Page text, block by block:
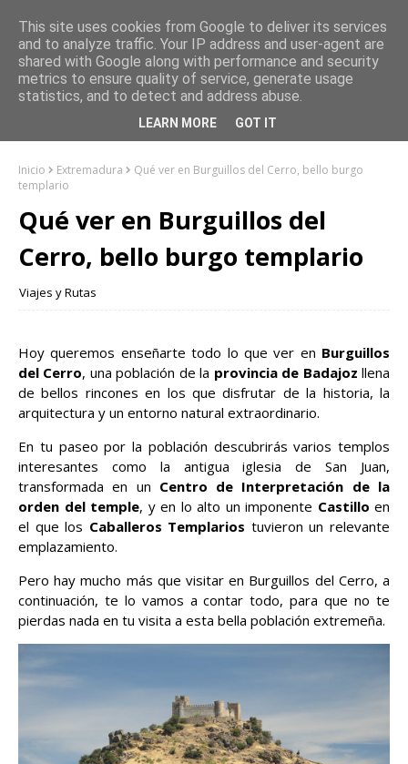
Inicio Extremadura
Qué ver en Burguillos del Cerro, bello burgo
templario
Qué ver en Burguillos del
Cerro, bello burgo templario
Viajes y Rutas
Hoy queremos enseñarte todo lo que ver en Burguillos
del Cerro, una población de la provincia de Badajoz llena
de bellos rincones en los que disfrutar de la historia, la
arquitectura y un entorno natural extraordinario.
En tu paseo por la población descubrirás varios templos
interesantes como la antigua iglesia de San Juan,
transformada en un Centro de Interpretación de la
orden del temple, y en lo alto un imponente Castillo en
el que los Caballeros Templarios tuvieron un relevante
emplazamiento.
Pero hay mucho más que visitar en Burguillos del Cerro, a
continuación, te lo vamos a contar todo, para que no te
pierdas nada en tu visita a esta bella población extremeña.
This site uses cookies from Google to deliver its services
and to analyze traffic. Your IP address and user-agent are
shared with Google along with performance and security
metrics to ensure quality of service, generate usage
statistics, and to detect and address abuse.
LEARN MORE GOT IT